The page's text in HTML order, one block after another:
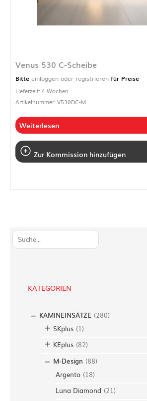
S
u
KATEGORIEN
KAMINEINSÄTZE (280)
SKplus (1)
KEplus (82)
M-Design (88)
Argento (18)
Luna Diamond (21)
Venus 530 C-Scheibe
Bitte einloggen oder registrieren für Preise
Lieferzeit: 4 Wochen
Artikelnummer: V530DC-M
Weiterlesen
Zur Kommission hinzufügen